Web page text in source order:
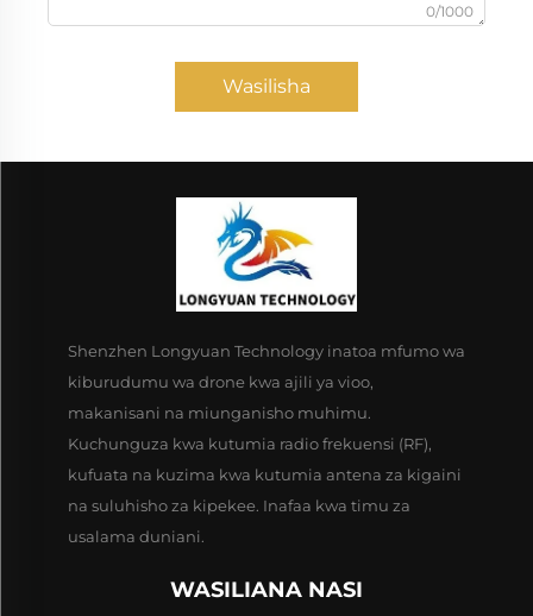
0/1000
Wasilisha
Shenzhen Longyuan Technology inatoa mfumo wa
kiburudumu wa drone kwa ajili ya vioo,
makanisani na miunganisho muhimu.
Kuchunguza kwa kutumia radio frekuensi (RF),
kufuata na kuzima kwa kutumia antena za kigaini
na suluhisho za kipekee. Inafaa kwa timu za
usalama duniani.
WASILIANA NASI